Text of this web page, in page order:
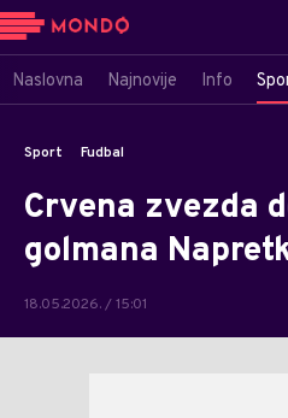
Naslovna Najnovije Info
Sport Fudbal
Crvena zvezda
golmana
18.05.2026. / 15:01